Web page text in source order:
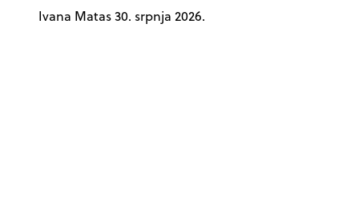
Ivana Matas30. srpnja 2026.